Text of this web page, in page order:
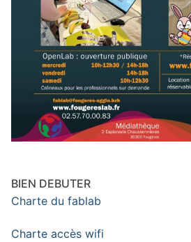
BIEN DEBUTER
Charte du fablab
Charte accès wifi